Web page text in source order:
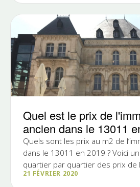
Quel est le prix de
ancien dans le 13011
Quels sont les prix au m2 de
dans le 13011 en 2019 ? Voici
quartier par quartier des prix de
dans le...
21 FÉVRIER 2020